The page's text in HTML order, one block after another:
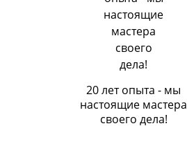
20 лет опыта - мы
настоящие мастера
своего дела!